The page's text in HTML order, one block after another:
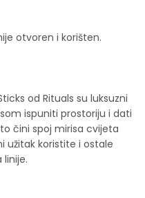
otvoren i korišten.
od Rituals su luksuzni
ispuniti prostoriju i dati
čini spoj mirisa cvijeta
linije.